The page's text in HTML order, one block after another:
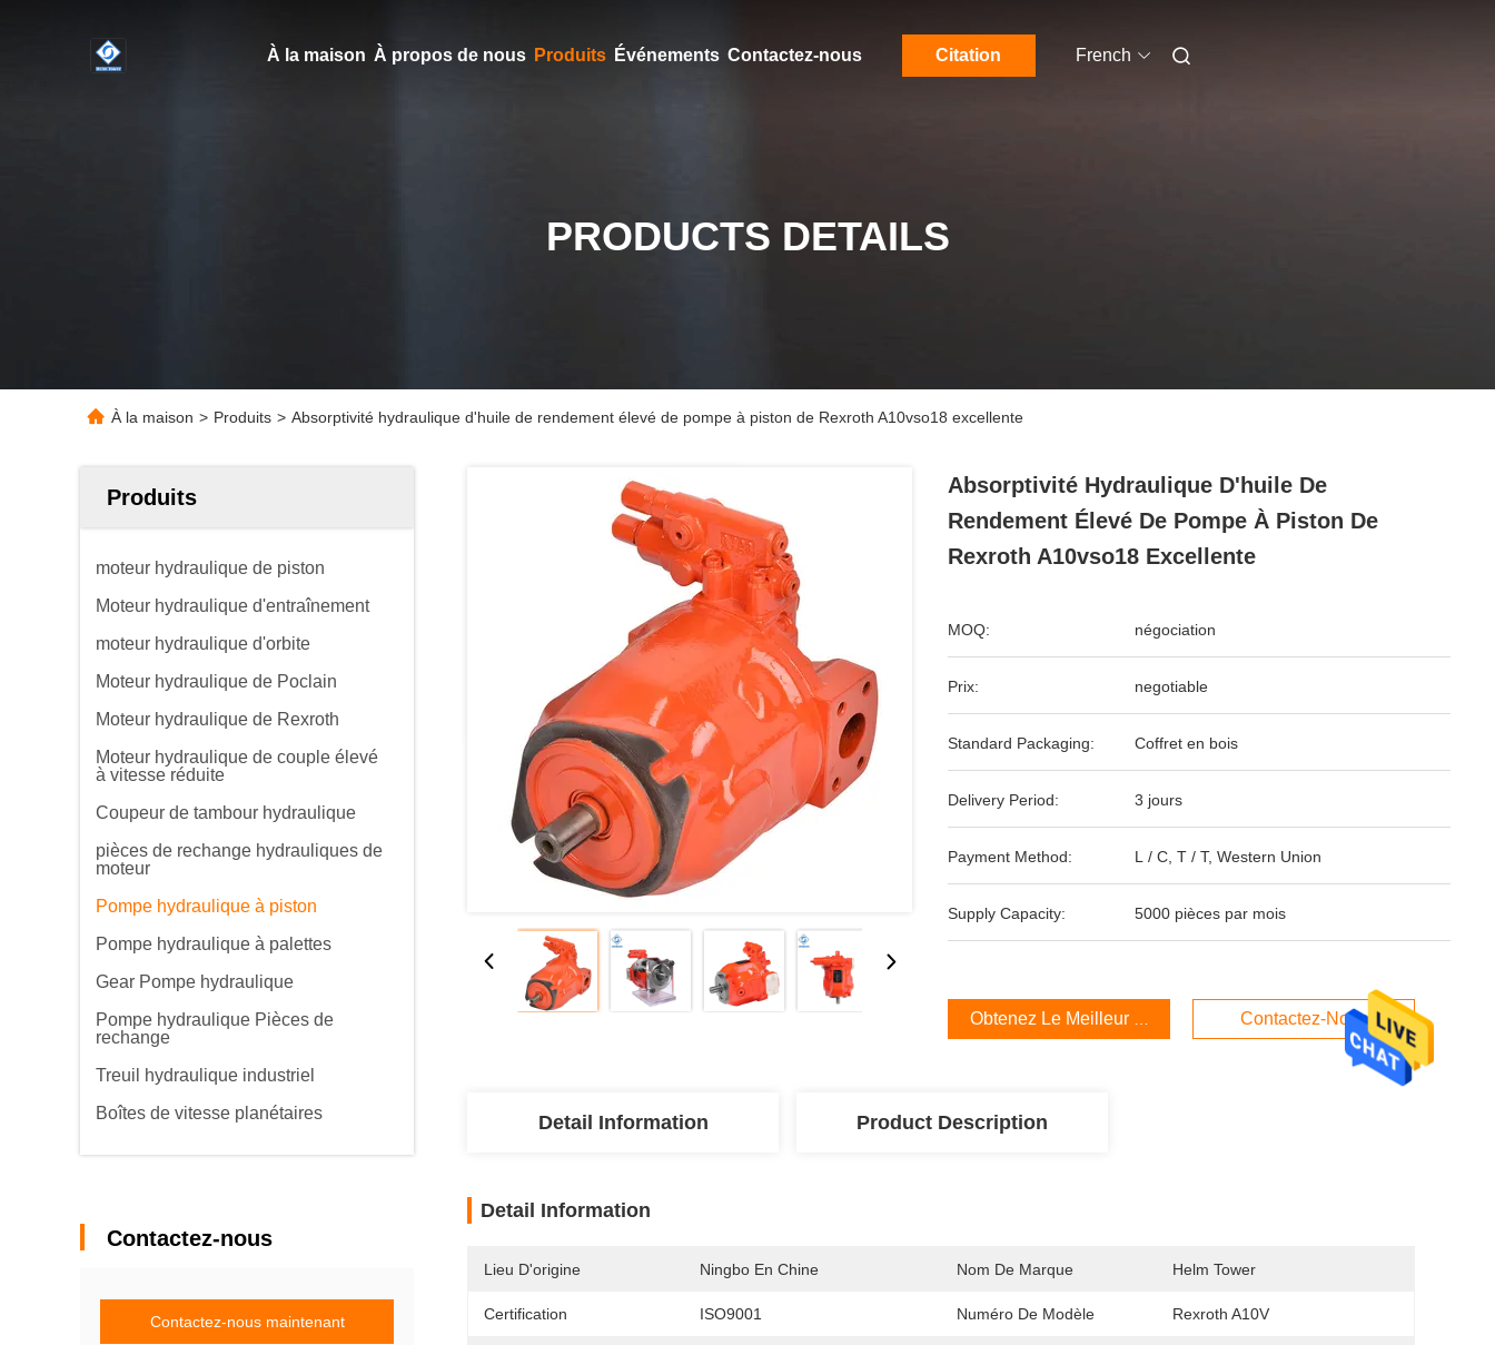
À la maison À propos de nous Produits Événements Contactez-nous Citation French
PRODUCTS DETAILS
À la maison > Produits > Absorptivité hydraulique d'huile de rendement élevé de pompe à piston de Rexroth A10vso18 excellente
Produits
moteur hydraulique de piston
Moteur hydraulique d'entraînement
moteur hydraulique d'orbite
Moteur hydraulique de Poclain
Moteur hydraulique de Rexroth
Moteur hydraulique de couple élevé
à vitesse réduite
Coupeur de tambour hydraulique
pièces de rechange hydrauliques de
moteur
Pompe hydraulique à piston
Pompe hydraulique à palettes
Gear Pompe hydraulique
Pompe hydraulique Pièces de
rechange
Treuil hydraulique industriel
Boîtes de vitesse planétaires
Contactez-nous
Contactez-nous maintenant
Absorptivité Hydraulique D'huile De
Rendement Élevé De Pompe À Piston De
Rexroth A10vso18 Excellente
MOQ: négociation
Prix: negotiable
Standard Packaging: Coffret en bois
Delivery Period: 3 jours
Payment Method: L / C, T / T, Western Union
Supply Capacity: 5000 pièces par mois
Obtenez Le Meilleur Prix Contactez-Nous
Detail Information Product Description
Detail Information
Lieu D'origine Ningbo En Chine Nom De Marque Helm Tower
Certification ISO9001 Numéro De Modèle Rexroth A10V